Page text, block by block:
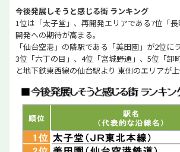
今後発展しそうと感じる街 ランキング
1位は「太子堂」、再開発エリアである7位「
開発への期待が高まる。
「仙台空港」の隣駅である「美田園」が2位に
3位「六丁の目」、4位「宮城野通」、5位「卸
と地下鉄東西線の仙台駅より 東側のエリアが上